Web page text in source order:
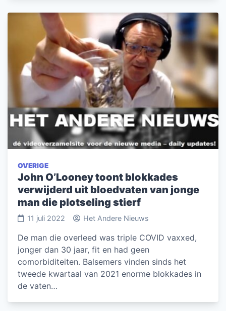
OVERIGE
John O’Looney toont blokkades
verwijderd uit bloedvaten van jonge
man die plotseling stierf
11 juli 2022 Het Andere Nieuws
De man die overleed was triple COVID vaxxed,
jonger dan 30 jaar, fit en had geen
comorbiditeiten. Balsemers vinden sinds het
tweede kwartaal van 2021 enorme blokkades in
de vaten…